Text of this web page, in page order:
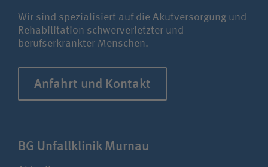
Wir sind spezialisiert auf die Akutversorgung und
Rehabilitation schwerverletzter und
berufserkrankter Menschen.
Anfahrt und Kontakt
BG Unfall­klinik Murnau